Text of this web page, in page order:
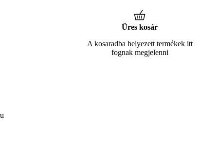
Üres kosár
A kosaradba helyezett termékek itt
fognak megjelenni